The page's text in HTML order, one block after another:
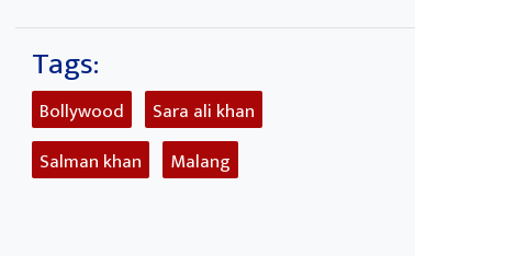
Tags:
Bollywood
Sara ali khan
Salman khan
Malang